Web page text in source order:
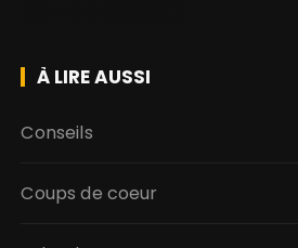
À LIRE AUSSI
Conseils
Coups de coeur